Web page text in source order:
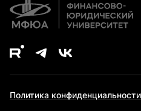
Политика конфиденциальности